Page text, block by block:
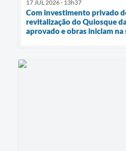
17 JUL 2026 - 13h37
Com investimento privado
revitalização do Quiosque
aprovado e obras iniciam